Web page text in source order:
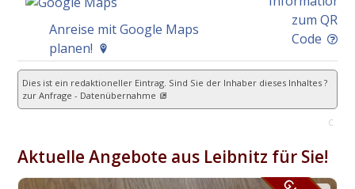
Anreise mit Google Maps
planen!
zum QR
Code
Dies ist ein redaktioneller Eintrag. Sind Sie der Inhaber dieses Inhaltes ?
zur Anfrage - Datenübernahme
C
Aktuelle Angebote aus Leibnitz für Sie!